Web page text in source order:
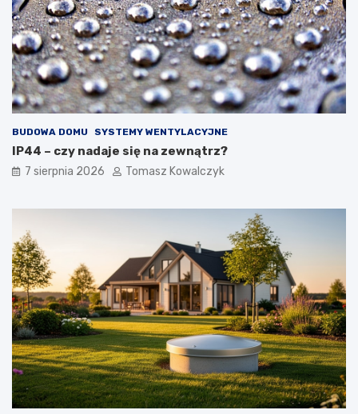
n
y
c
h
i
z
e
n
ę
t
n
c
h
b
u
d
o
w
i
e
BUDOWA DOMU SYSTEMY WENTYLACYJNE
IP44 – czy nadaje się na zewnątrz?
7 sierpnia 2026 Tomasz Kowalczyk